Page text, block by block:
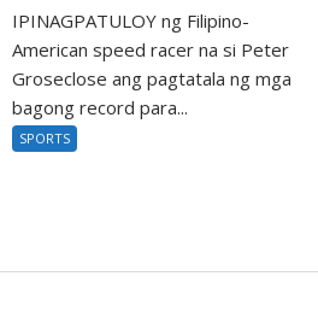
IPINAGPATULOY ng Filipino-
American speed racer na si Peter
Groseclose ang pagtatala ng mga
bagong record para...
SPORTS